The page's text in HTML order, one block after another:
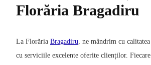
Florăria Bragadiru
La Florăria Bragadiru, ne mândrim cu
cu serviciile excelente oferite clienților. Fiecare